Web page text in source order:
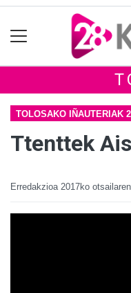
TOLOSAKO IÑAUTERIAK
Ttenttek
Erredakzioa 2017ko